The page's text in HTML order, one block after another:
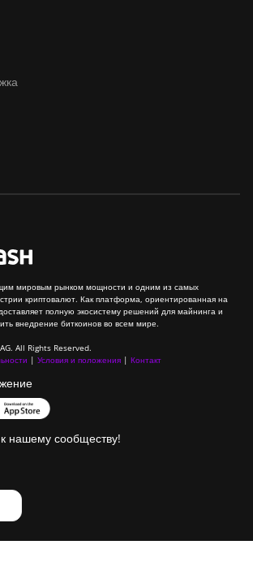
мировым рынком мощности и одним из самых
криптовалют. Как платформа, ориентированная на
полную экосистему решений для майнинга и
внедрение биткоинов во всем мире.
All Rights Reserved.
| Условия и положения | Контакт
нашему сообществу!